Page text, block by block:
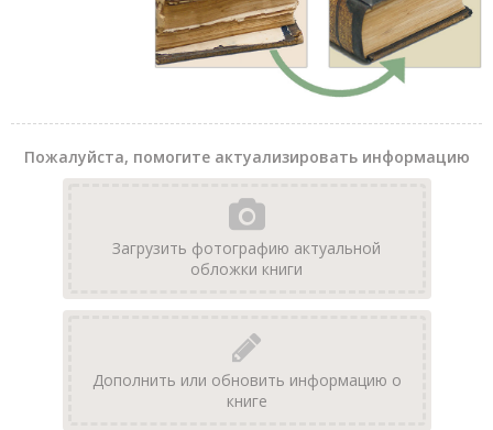
Пожалуйста, помогите актуализировать информацию
Загрузить фотографию актуальной
обложки книги
Дополнить или обновить информацию о
книге